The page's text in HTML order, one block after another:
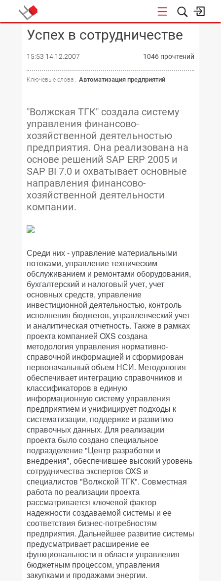
КОНФЕРЕНЦИИ
Успех в сотрудничестве
15:53 14.12.2007 1046 прочтений
Ключевые слова : Автоматизация предприятий
"Волжская ТГК" создала систему
управления финансово-
хозяйственной деятельностью
предприятия. Она реализована на
основе решений SAP ERP 2005 и
SAP BI 7.0 и охватывает основные
направления финансово-
хозяйственной деятельности
компании.
Среди них - управление материальными
потоками, управление техническим
обслуживанием и ремонтами оборудования,
бухгалтерский и налоговый учет, учет
основных средств, управление
инвестиционной деятельностью, контроль
исполнения бюджетов, управленческий учет
и аналитическая отчетность. Также в рамках
проекта компанией OXS создана
методология управления нормативно-
справочной информацией и сформирован
первоначальный объем НСИ. Методология
обеспечивает интеграцию справочников и
классификаторов в единую
информационную систему управления
предприятием и унифицирует подходы к
систематизации, поддержке и развитию
справочных данных. Для реализации
проекта было создано специальное
подразделение "Центр разработки и
внедрения", обеспечившее высокий уровень
сотрудничества экспертов OXS и
специалистов "Волжской ТГК". Совместная
работа по реализации проекта
рассматривается ключевой фактор
надежности создаваемой системы и ее
соответствия бизнес-потребностям
предприятия. Дальнейшее развитие системы
предусматривает расширение ее
функциональности в области управления
бюджетным процессом, управления
закупками и продажами энергии.